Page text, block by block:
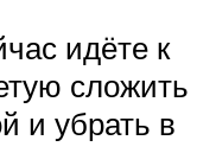
идёте к
сложить
и убрать в